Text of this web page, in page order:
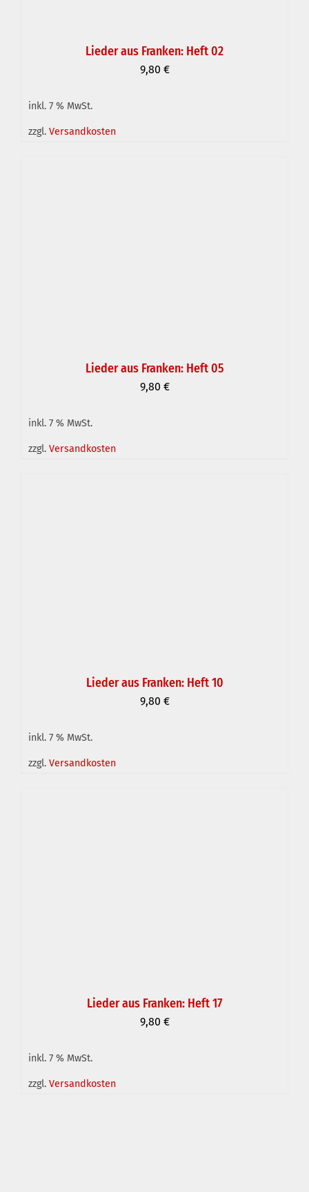
IN DEN WARENKORB
Lieder aus Franken: Heft 02
9,80 €
inkl. 7 % MwSt.
zzgl. Versandkosten
IN DEN WARENKORB
Lieder aus Franken: Heft 05
9,80 €
inkl. 7 % MwSt.
zzgl. Versandkosten
IN DEN WARENKORB
Lieder aus Franken: Heft 10
9,80 €
inkl. 7 % MwSt.
zzgl. Versandkosten
IN DEN WARENKORB
Lieder aus Franken: Heft 17
9,80 €
inkl. 7 % MwSt.
zzgl. Versandkosten